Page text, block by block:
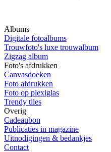
Albums
Digitale fotoalbums
Trouwfoto's luxe trouwalbum
Zigzag album
Foto's afdrukken
Canvasdoeken
Foto afdrukken
Foto op plexiglas
Trendy tiles
Overig
Cadeaubon
Publicaties in magazine
Uitnodigingen & bedankjes
Contact